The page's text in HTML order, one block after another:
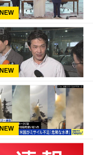
NEW
NEW
NEW